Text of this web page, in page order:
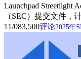
Launchpad Streetlight
（SEC）提交文件，
11/083,500评论2025年